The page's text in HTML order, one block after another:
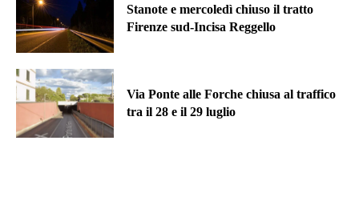
Stanote e mercoledì chiuso il tratto
Firenze sud-Incisa Reggello
Via Ponte alle Forche chiusa al traffico
tra il 28 e il 29 luglio